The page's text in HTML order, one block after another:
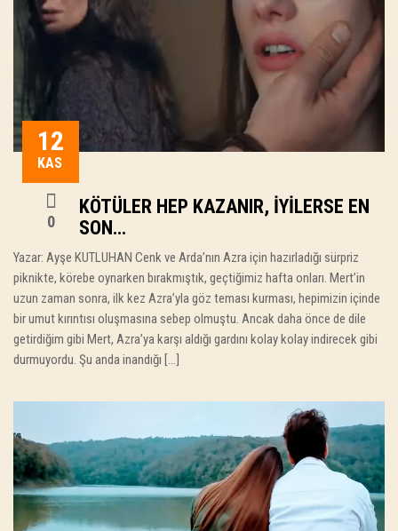
12
KAS
0
KÖTÜLER HEP KAZANIR, İYILERSE EN
SON…
Yazar: Ayşe KUTLUHAN Cenk ve Arda’nın Azra için hazırladığı sürpriz
piknikte, körebe oynarken bırakmıştık, geçtiğimiz hafta onları. Mert’in
uzun zaman sonra, ilk kez Azra’yla göz teması kurması, hepimizin içinde
bir umut kırıntısı oluşmasına sebep olmuştu. Ancak daha önce de dile
getirdiğim gibi Mert, Azra’ya karşı aldığı gardını kolay kolay indirecek gibi
durmuyordu. Şu anda inandığı […]